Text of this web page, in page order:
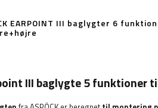
EARPOINT III baglygter 6
III baglygte 5 funktioner